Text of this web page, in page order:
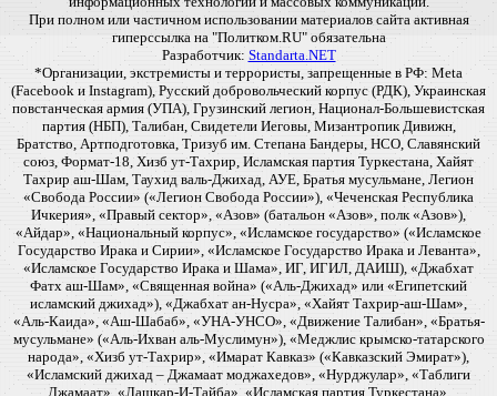
При полном или частичном использовании материалов сайта активная
гиперссылка на "Политком.RU" обязательна
Разработчик: Standarta.NET
*Организации, экстремисты и террористы, запрещенные в РФ: Meta
(Facebook и Instagram), Русский добровольческий корпус (РДК), Украинская
повстанческая армия (УПА), Грузинский легион, Национал-Большевистская
партия (НБП), Талибан, Свидетели Иеговы, Мизантропик Дивижн,
Братство, Артподготовка, Тризуб им. Степана Бандеры, НСО, Славянский
союз, Формат-18, Хизб ут-Тахрир, Исламская партия Туркестана, Хайят
Тахрир аш-Шам, Таухид валь-Джихад, АУЕ, Братья мусульмане, Легион
«Свобода России» («Легион Свобода России»), «Чеченская Республика
Ичкерия», «Правый сектор», «Азов» (батальон «Азов», полк «Азов»),
«Айдар», «Национальный корпус», «Исламское государство» («Исламское
Государство Ирака и Сирии», «Исламское Государство Ирака и Леванта»,
«Исламское Государство Ирака и Шама», ИГ, ИГИЛ, ДАИШ), «Джабхат
Фатх аш-Шам», «Священная война» («Аль-Джихад» или «Египетский
исламский джихад»), «Джабхат ан-Нусра», «Хайят Тахрир-аш-Шам»,
«Аль-Каида», «Аш-Шабаб», «УНА-УНСО», «Движение Талибан», «Братья-
мусульмане» («Аль-Ихван аль-Муслимун»), «Меджлис крымско-татарского
народа», «Хизб ут-Тахрир», «Имарат Кавказ» («Кавказский Эмират»),
«Исламский джихад – Джамаат моджахедов», «Нурджулар», «Таблиги
Джамаат», «Лашкар-И-Тайба», «Исламская партия Туркестана»,